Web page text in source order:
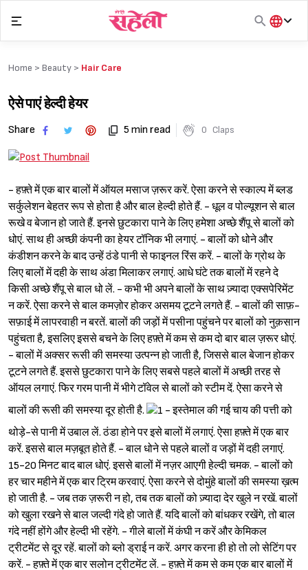
content
हिंदी
Home > Beauty > Hair Care
ऐसे पाएं हेल्दी हेयर
Share 5 min read 0 Claps
- हफ़्ते में एक बार बालों में ऑयल मसाज ज़रूर करें. ऐसा करने से स्काल्प में ब्लड
सर्कुलेशन बेहतर रूप से होता है और बाल हेल्दी होते हैं. - धूल व पोल्यूशन से बाल
रूखे व बेजान हो जाते हैं. इनसे छुटकारा पाने के लिए हमेशा अच्छे शैंपू से बालों को
धोएं. साथ ही अच्छी कंपनी का हेयर टॉनिक भी लगाएं. - बालों को धोने और
कंडीशन करने के बाद उन्हें ठंडे पानी से फाइनल रिंस करें. - बालों के ग्रोथ के
लिए बालों में दही के साथ अंडा मिलाकर लगाएं. आधे घंटे तक बालों में रहने दे
किसी अच्छे शैंपू से बाल धो लें. - कभी भी अपने बालों के साथ ज़्यादा एक्सपेरिमेंट
न करें. ऐसा करने से बाल कमज़ोर होकर असमय टूटने लगते हैं. - बालों की साफ़-
सफ़ाई में लापरवाही न बरतें. बालों की जड़ों में पसीना पहुंचने पर बालों को नुक़सान
पहुंचता है, इसलिए इससे बचने के लिए हफ़्ते में कम से कम दो बार बाल ज़रूर धोएं.
- बालों में अक्सर रूसी की समस्या उत्पन्न हो जाती है, जिससे बाल बेजान होकर
टूटने लगते हैं. इससे छुटकारा पाने के लिए सबसे पहले बालों में अच्छी तरह से
ऑयल लगाएं. फिर गरम पानी में भीगे टॉवेल से बालों को स्टीम दें. ऐसा करने से
बालों की रूसी की समस्या दूर होती है.
- इस्तेमाल की गई चाय की पत्ती को
थोड़े-से पानी में उबाल लें. ठंडा होने पर इसे बालों में लगाएं. ऐसा हफ़्ते में एक बार
करें. इससे बाल मज़बूत होते हैं. - बाल धोने से पहले बालों व जड़ों में दही लगाएं.
15-20 मिनट बाद बाल धोएं. इससे बालों में नज़र आएगी हेल्दी चमक. - बालों को
हर चार महीने में एक बार ट्रिम करवाएं. ऐसा करने से दोमुंहे बालों की समस्या ख़त्म
हो जाती है. - जब तक ज़रूरी न हो, तब तक बालों को ज़्यादा देर खुले न रखें. बालों
को खुला रखने से बाल जल्दी गंदे हो जाते हैं. यदि बालों को बांधकर रखेंगे, तो बाल
गंदे नहीं होंगे और हेल्दी भी रहेंगे. - गीले बालों में कंघी न करें और केमिकल
ट्रीटमेंट से दूर रहें. बालों को ब्लो ड्राई न करें. अगर करना ही हो तो लो सेटिंग पर
करें. - हफ़्ते में एक बार सलोन ट्रीटमेंट लें. - हफ़्ते में कम से कम एक बार बालों में